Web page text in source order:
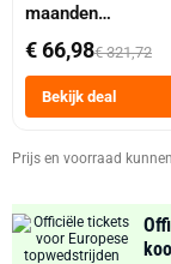
maanden
abonnement
€ 66,98€ 321,72
Bekijk deal
Prijs en voorraad